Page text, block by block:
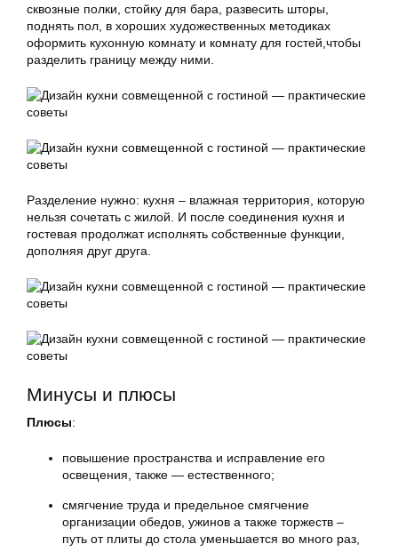
сквозные полки, стойку для бара, развесить шторы,
поднять пол, в хороших художественных методиках
оформить кухонную комнату и комнату для гостей,чтобы
разделить границу между ними.
Разделение нужно: кухня – влажная территория, которую
нельзя сочетать с жилой. И после соединения кухня и
гостевая продолжат исполнять собственные функции,
дополняя друг друга.
Минусы и плюсы
Плюсы:
повышение пространства и исправление его
освещения, также — естественного;
смягчение труда и предельное смягчение
организации обедов, ужинов а также торжеств –
путь от плиты до стола уменьшается во много раз,